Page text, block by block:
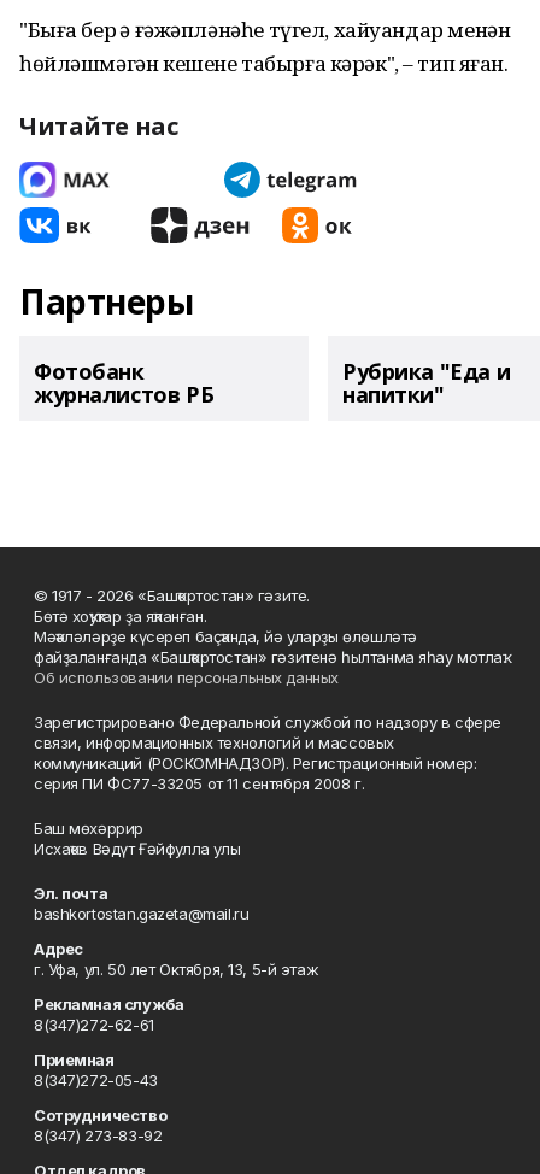
"Быға бер ҙә ғәжәпләнәһе түгел, хайуандар менән
һөйләшмәгән кешене табырға кәрәк", – тип яҙған.
Читайте нас
Партнеры
Фотобанк
журналистов РБ
Рубрика "Еда и
напитки"
© 1917 - 2026 «Башҡортостан» гәзите.
Бөтә хоҡуҡтар ҙа яҡланған.
Мәҡәләләрҙе күсереп баҫҡанда, йә уларҙы өлөшләтә
файҙаланғанда «Башҡортостан» гәзитенә һылтанма яһау мотлаҡ.
Об использовании персональных данных
Зарегистрировано Федеральной службой по надзору в сфере
связи, информационных технологий и массовых
коммуникаций (РОСКОМНАДЗОР). Регистрационный номер:
серия ПИ ФС77-33205 от 11 сентября 2008 г.
Баш мөхәррир
Исхаҡов Вәдүт Ғәйфулла улы
Эл. почта
bashkortostan.gazeta@mail.ru
Адрес
г. Уфа, ул. 50 лет Октября, 13, 5-й этаж
Рекламная служба
8(347)272-62-61
Приемная
8(347)272-05-43
Сотрудничество
8(347) 273-83-92
Отдел кадров